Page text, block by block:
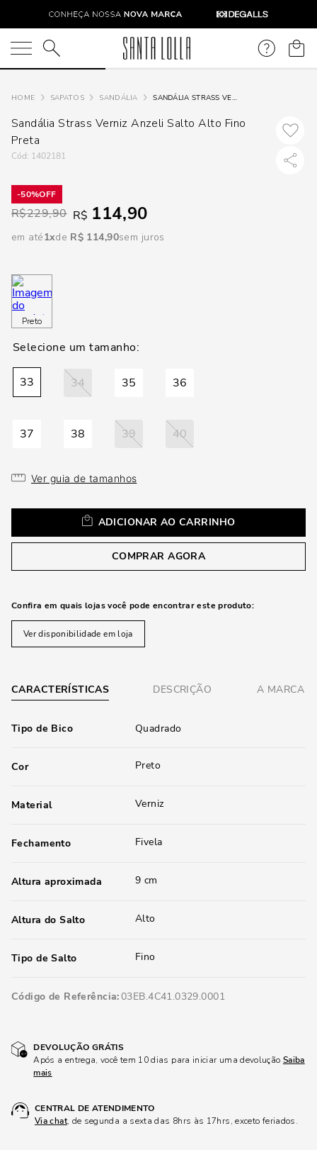
O que você está procurando?
SAPATOS SANDÁLIA SANDÁLIA STRASS VERNIZ ANZELI SALTO ALTO FINO PRETA
Sandália Strass Verniz Anzeli Salto Alto Fino
Preta
: 1402181
50%
R$229,90 R$ 114,90
em até1 R$ 114,90sem juros
Preto
33 34 35 36
37 38 39 40
Ver guia de tamanhos
ADICIONAR AO CARRINHO
COMPRAR AGORA
Confira em quais lojas você pode encontrar este produto:
Ver disponibilidade em loja
CARACTERÍSTICAS DESCRIÇÃO A MARCA
Tipo de Bico Quadrado
Cor Preto
Material Verniz
Fechamento Fivela
Altura aproximada 9 cm
Altura do Salto Alto
Tipo de Salto Fino
Código de Referência 03EB.4C41.0329.0001
DEVOLUÇÃO GRÁTIS
Após a entrega, você tem 10 dias para iniciar uma devolução Saiba
mais
CENTRAL DE ATENDIMENTO
Via chat, de segunda a sexta das 8hrs às 17hrs, exceto feriados.